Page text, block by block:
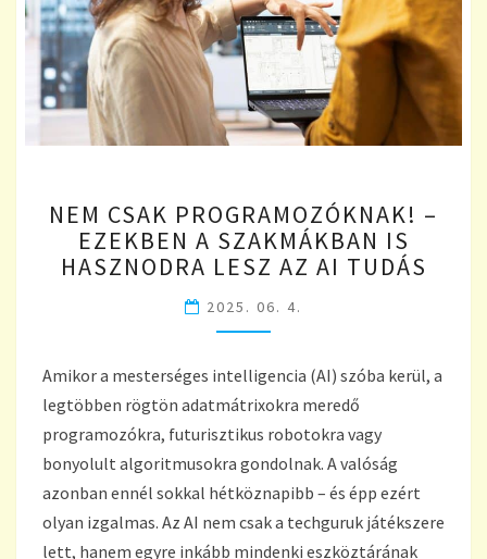
CSAK
PROGRAMOZÓKNAK!
–
A
SZAKMÁKBAN
HASZNODRA
LESZ
AZ
TUDÁS
NEM CSAK PROGRAMOZÓKNAK! –
EZEKBEN A SZAKMÁKBAN IS
HASZNODRA LESZ AZ AI TUDÁS
2025. 06. 4.
Amikor a mesterséges intelligencia (AI) szóba kerül, a
legtöbben rögtön adatmátrixokra meredő
programozókra, futurisztikus robotokra vagy
bonyolult algoritmusokra gondolnak. A valóság
azonban ennél sokkal hétköznapibb – és épp ezért
olyan izgalmas. Az AI nem csak a techguruk játékszere
lett, hanem egyre inkább mindenki eszköztárának